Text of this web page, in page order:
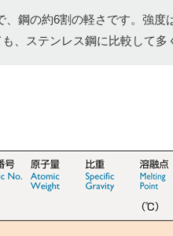
、鋼の約6割の軽さです。強
、ステンレス鋼に比較して